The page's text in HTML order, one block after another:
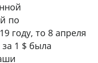
по
году, то 8 апреля
за 1 $ была